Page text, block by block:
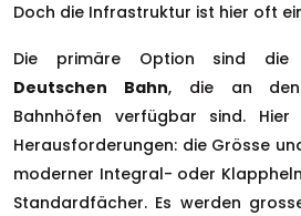
Doch die Infrastruktur ist hier oft
Die primäre Option sind die
Deutschen Bahn, die an den
Bahnhöfen verfügbar sind.
Herausforderungen: die Grösse
moderner Integral- oder
Standardfächer. Es werden